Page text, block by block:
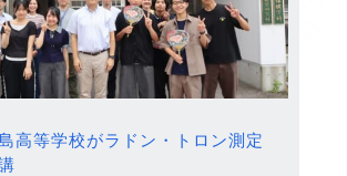
高等学校がラドン・トロン測定